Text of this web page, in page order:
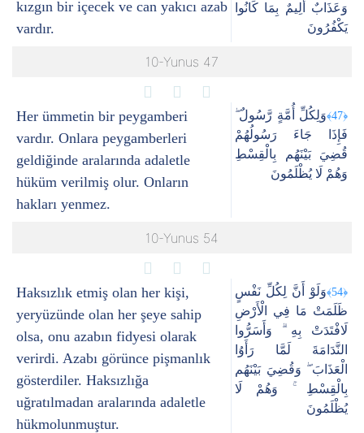
kızgın bir içecek ve can yakıcı azab
vardır.
وَعَذَابٌ أَلِيمٌ بِمَا كَانُوا
يَكْفُرُونَ
10-Yunus 47
Her ümmetin bir peygamberi
vardır. Onlara peygamberleri
geldiğinde aralarında adaletle
hüküm verilmiş olur. Onların
hakları yenmez.
﴿47﴾
وَلِكُلِّ أُمَّةٍ رَّسُولٌ ۖ
فَإِذَا جَاءَ رَسُولُهُمْ
قُضِيَ بَيْنَهُم بِالْقِسْطِ
وَهُمْ لَا يُظْلَمُونَ
10-Yunus 54
Haksızlık etmiş olan her kişi,
yeryüzünde olan her şeye sahip
olsa, onu azabın fidyesi olarak
verirdi. Azabı görünce pişmanlık
gösterdiler. Haksızlığa
uğratılmadan aralarında adaletle
hükmolunmuştur.
﴿54﴾
وَلَوْ أَنَّ لِكُلِّ نَفْسٍ
ظَلَمَتْ مَا فِي الْأَرْضِ
لَافْتَدَتْ بِهِ ۗ وَأَسَرُّوا
النَّدَامَةَ لَمَّا رَأَوُا
الْعَذَابَ ۖ وَقُضِيَ بَيْنَهُم
بِالْقِسْطِ ۚ وَهُمْ لَا
يُظْلَمُونَ